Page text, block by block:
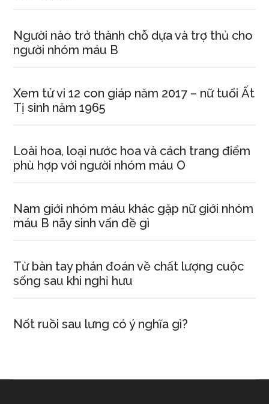
Người nào trở thành chỗ dựa và trợ thủ cho
người nhóm máu B
Xem tử vi 12 con giáp năm 2017 – nữ tuổi Ất
Tị sinh năm 1965
Loài hoa, loại nước hoa và cách trang điểm
phù hợp với người nhóm máu O
Nam giới nhóm máu khác gặp nữ giới nhóm
máu B nãy sinh vấn đề gì
Từ bàn tay phán đoán về chất lượng cuộc
sống sau khi nghỉ hưu
Nốt ruồi sau lưng có ý nghĩa gì?